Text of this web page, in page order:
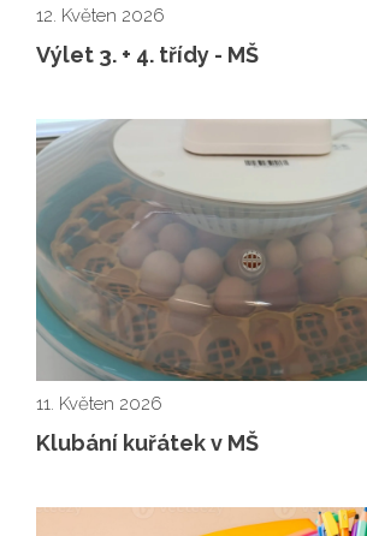
12. Květen 2026
Výlet 3. + 4. třídy - MŠ
11. Květen 2026
Klubání kuřátek v MŠ